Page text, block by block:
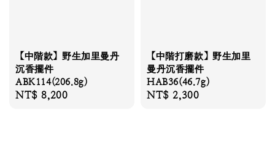
【中階款】野生加里曼丹
沉香擺件
ABK114(206.8g)
Regular
NT$ 8,200
【中階打磨款】野生加里
曼丹沉香擺件
HAB36(46.7g)
Regular
NT$ 2,300